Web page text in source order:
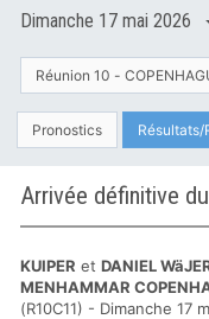
Dimanche 17 mai 2026
Réunion 10 -
Pronostics Résultats/
KUIPER et DANIEL
MENHAMMAR
(R10C11) - Dimanche 17